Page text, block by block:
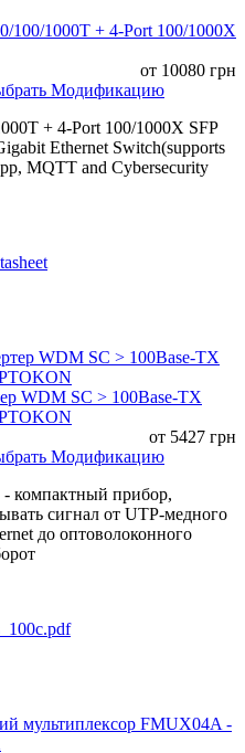
100/1000T + 4-Port 100/1000X
от 10080 грн
Модификацию
+ 4-Port 100/1000X SFP
Ethernet Switch(supports
MQTT and Cybersecurity
WDM SC > 100Base-TX
от 5427 грн
Модификацию
- компактный прибор,
сигнал от UTP-медного
до оптоволоконного